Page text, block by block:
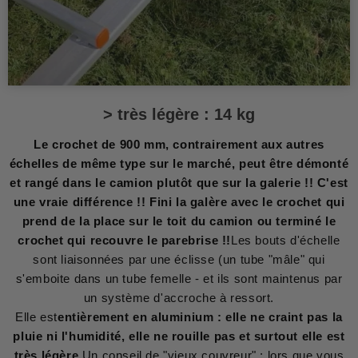
> très légère : 14 kg
Le crochet de 900 mm, contrairement aux autres
échelles de même type sur le marché, peut être démonté
et rangé dans le camion plutôt que sur la galerie !! C'est
une vraie différence !! Fini la galère avec le crochet qui
prend de la place sur le toit du camion ou terminé le
crochet qui recouvre le parebrise !!Les bouts d'échelle
sont liaisonnées par une éclisse (un tube "mâle" qui
s'emboite dans un tube femelle - et ils sont maintenus par
un système d'accroche à ressort.
Elle estentièrement en aluminium : elle ne craint pas la
pluie ni l'humidité, elle ne rouille pas et surtout elle est
très légère.Un conseil de "vieux couvreur" : lors que vous